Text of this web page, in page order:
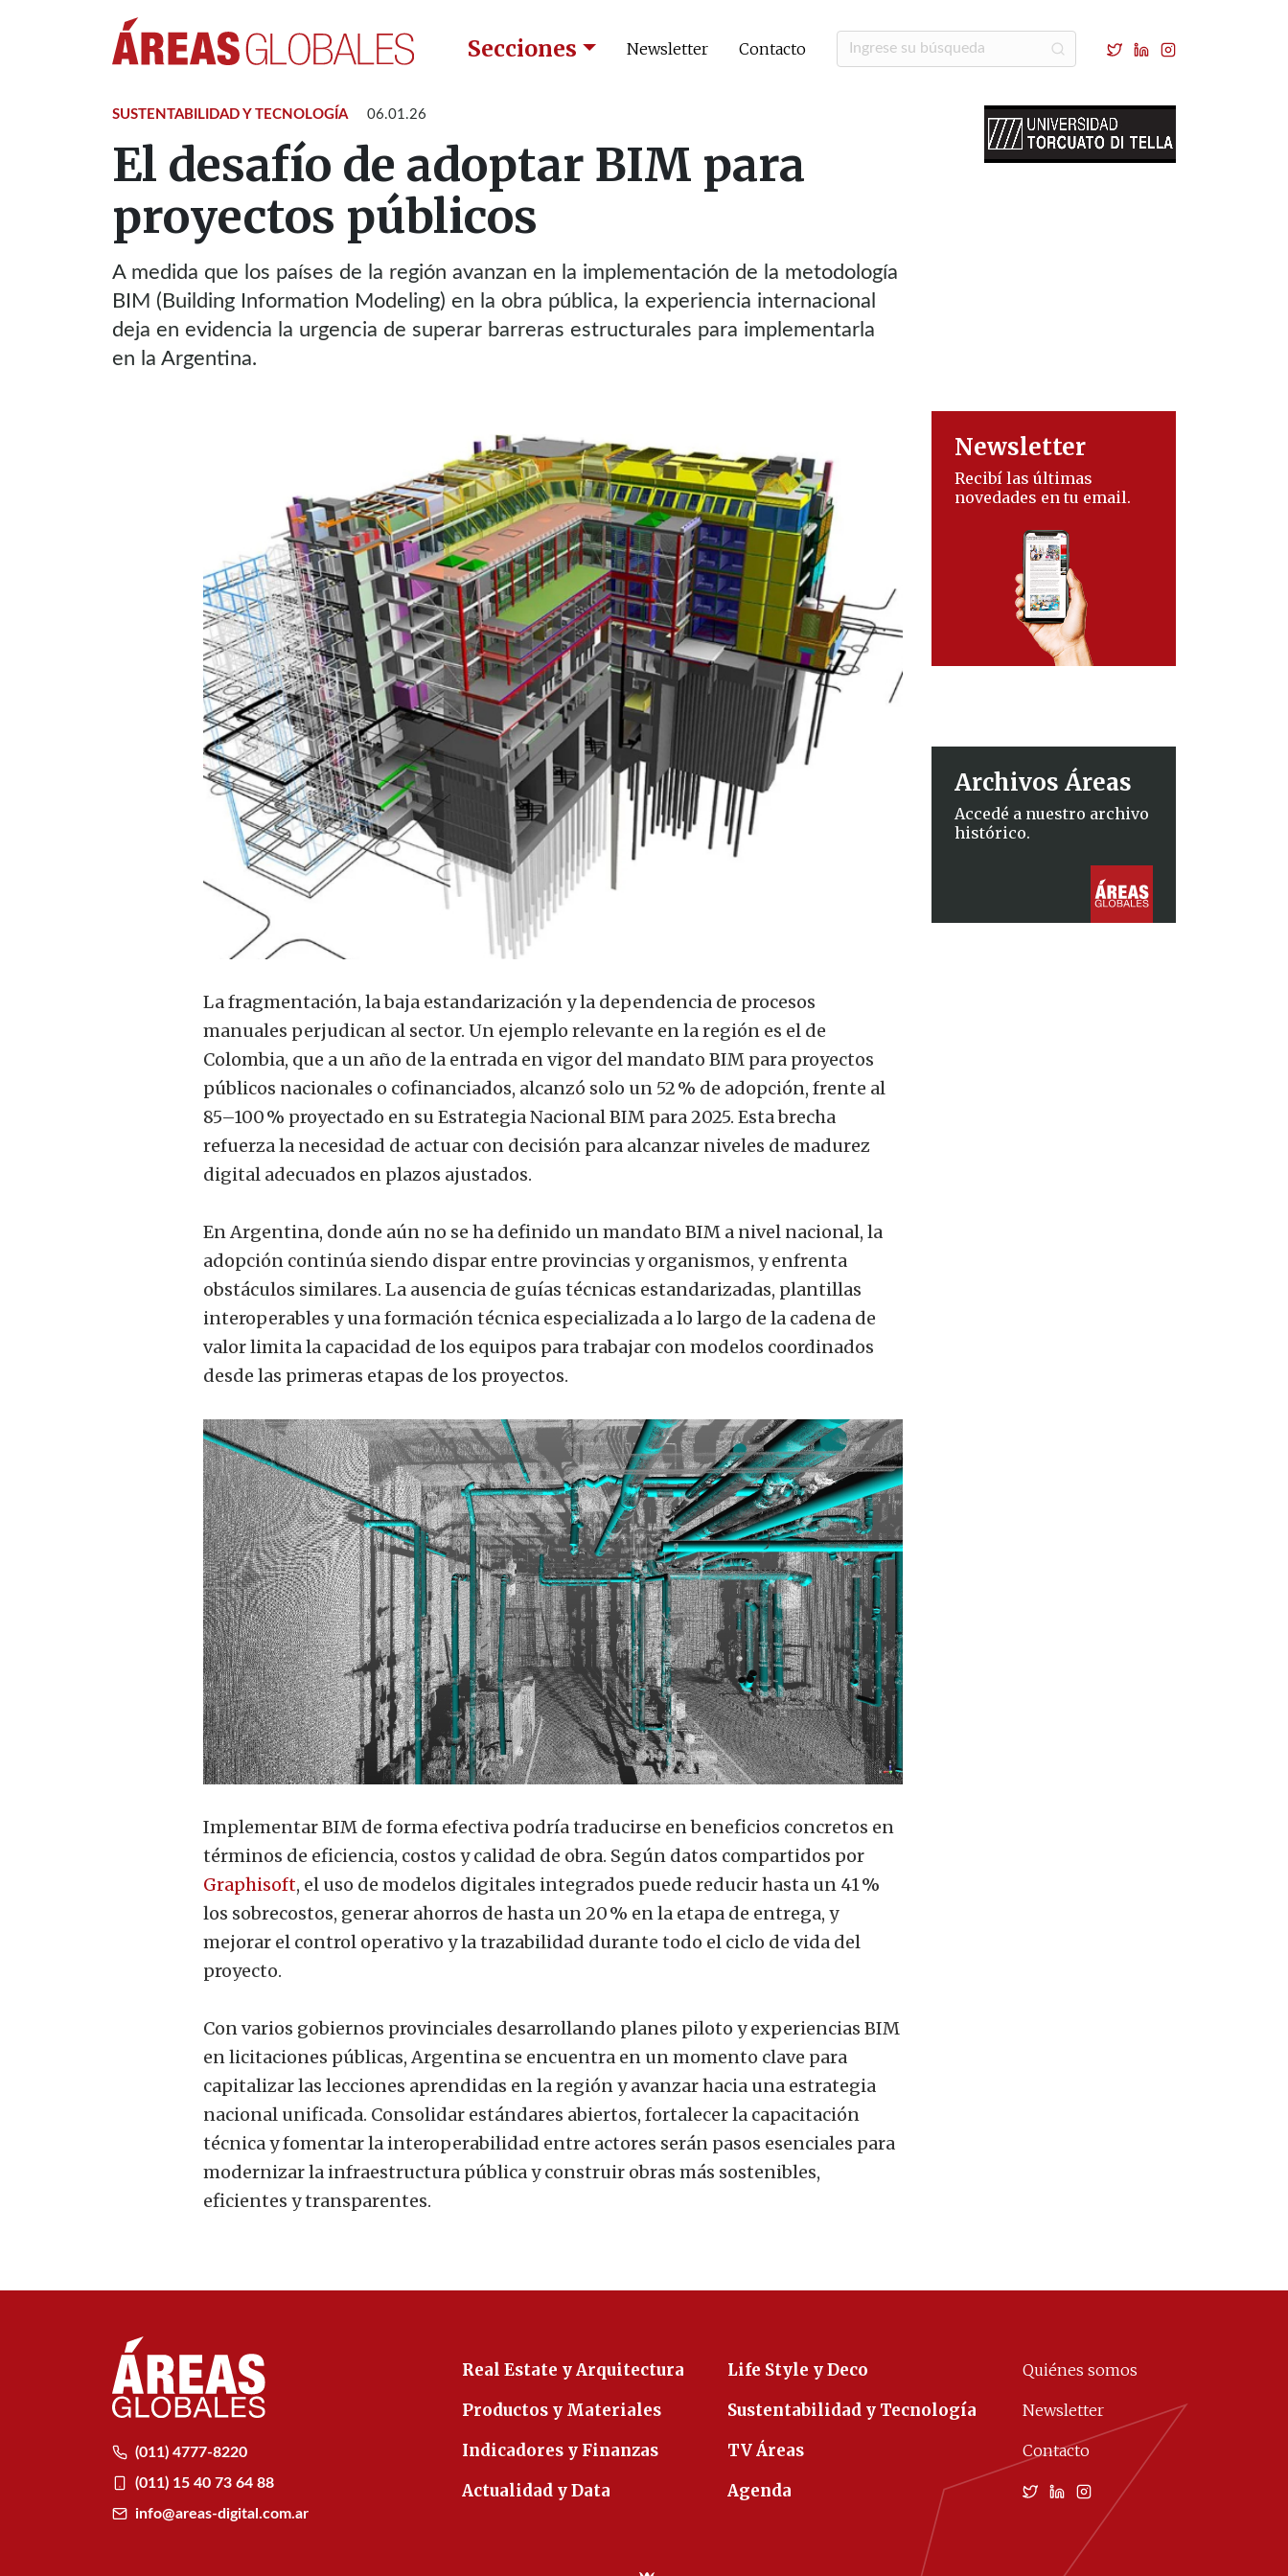
Secciones Newsletter Contacto
SUSTENTABILIDAD Y TECNOLOGÍA 06.01.26
El desafío de adoptar BIM para
proyectos públicos
A medida que los países de la región avanzan en la implementación de la metodología
BIM (Building Information Modeling) en la obra pública, la experiencia internacional
deja en evidencia la urgencia de superar barreras estructurales para implementarla
en la Argentina.
La fragmentación, la baja estandarización y la dependencia de procesos
manuales perjudican al sector. Un ejemplo relevante en la región es el de
Colombia, que a un año de la entrada en vigor del mandato BIM para proyectos
públicos nacionales o cofinanciados, alcanzó solo un 52 % de adopción, frente al
85–100 % proyectado en su Estrategia Nacional BIM para 2025. Esta brecha
refuerza la necesidad de actuar con decisión para alcanzar niveles de madurez
digital adecuados en plazos ajustados.
En Argentina, donde aún no se ha definido un mandato BIM a nivel nacional, la
adopción continúa siendo dispar entre provincias y organismos, y enfrenta
obstáculos similares. La ausencia de guías técnicas estandarizadas, plantillas
interoperables y una formación técnica especializada a lo largo de la cadena de
valor limita la capacidad de los equipos para trabajar con modelos coordinados
desde las primeras etapas de los proyectos.
Implementar BIM de forma efectiva podría traducirse en beneficios concretos en
términos de eficiencia, costos y calidad de obra. Según datos compartidos por
Graphisoft, el uso de modelos digitales integrados puede reducir hasta un 41 %
los sobrecostos, generar ahorros de hasta un 20 % en la etapa de entrega, y
mejorar el control operativo y la trazabilidad durante todo el ciclo de vida del
proyecto.
Con varios gobiernos provinciales desarrollando planes piloto y experiencias BIM
en licitaciones públicas, Argentina se encuentra en un momento clave para
capitalizar las lecciones aprendidas en la región y avanzar hacia una estrategia
nacional unificada. Consolidar estándares abiertos, fortalecer la capacitación
técnica y fomentar la interoperabilidad entre actores serán pasos esenciales para
modernizar la infraestructura pública y construir obras más sostenibles,
eficientes y transparentes.
Newsletter
Recibí las últimas
novedades en tu email.
Archivos Áreas
Accedé a nuestro archivo
histórico.
(011) 4777-8220
(011) 15 40 73 64 88
info@areas-digital.com.ar
Real Estate y Arquitectura
Productos y Materiales
Indicadores y Finanzas
Actualidad y Data
Life Style y Deco
Sustentabilidad y Tecnología
TV Áreas
Agenda
Quiénes somos
Newsletter
Contacto